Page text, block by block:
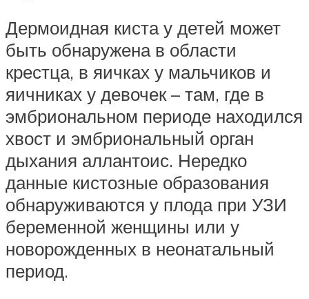
Дермоидная киста у детей может
быть обнаружена в области
крестца, в яичках у мальчиков и
яичниках у девочек – там, где в
эмбриональном периоде находился
хвост и эмбриональный орган
дыхания аллантоис. Нередко
данные кистозные образования
обнаруживаются у плода при УЗИ
беременной женщины или у
новорожденных в неонатальный
период.